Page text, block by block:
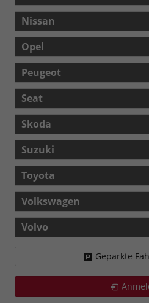
Nissan
Opel
Peugeot
Seat
Skoda
Suzuki
Toyota
Volkswagen
Volvo
Geparkte